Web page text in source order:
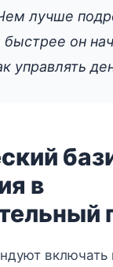
лучше
быстрее он
управлять
в
включать